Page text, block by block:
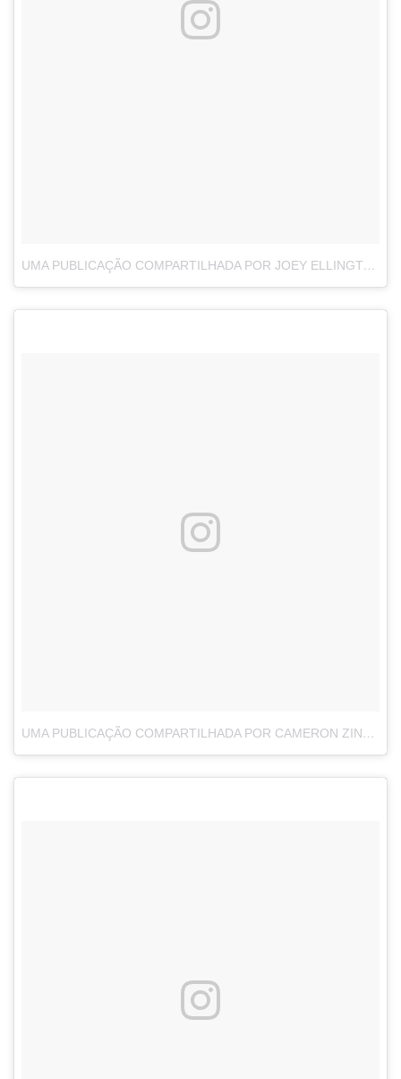
UMA PUBLICAÇÃO COMPARTILHADA POR JOEY ELLINGTON (@SHOWMEURSJOEY)
UMA PUBLICAÇÃO COMPARTILHADA POR CAMERON ZINGER (@CDZINGER)